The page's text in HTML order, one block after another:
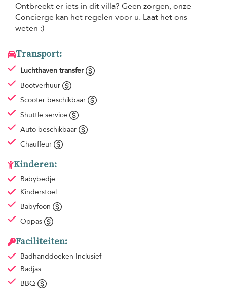
Ontbreekt er iets in dit villa? Geen zorgen, onze
Concierge kan het regelen voor u. Laat het ons
weten :)
Transport:
Luchthaven transfer
Bootverhuur
Scooter beschikbaar
Shuttle service
Auto beschikbaar
Chauffeur
Kinderen:
Babybedje
Kinderstoel
Babyfoon
Oppas
Faciliteiten:
Badhanddoeken Inclusief
Badjas
BBQ